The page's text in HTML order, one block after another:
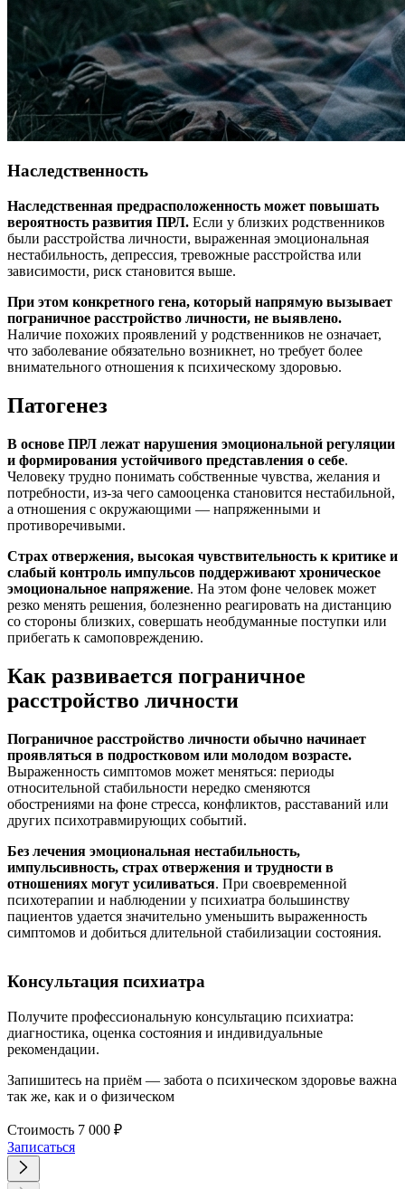
Наследственность
Наследственная предрасположенность может повышать
вероятность развития ПРЛ. Если у близких родственников
были расстройства личности, выраженная эмоциональная
нестабильность, депрессия, тревожные расстройства или
зависимости, риск становится выше.
При этом конкретного гена, который напрямую вызывает
пограничное расстройство личности, не выявлено.
Наличие похожих проявлений у родственников не означает,
что заболевание обязательно возникнет, но требует более
внимательного отношения к психическому здоровью.
Патогенез
В основе ПРЛ лежат нарушения эмоциональной регуляции
и формирования устойчивого представления о себе.
Человеку трудно понимать собственные чувства, желания и
потребности, из-за чего самооценка становится нестабильной,
а отношения с окружающими — напряженными и
противоречивыми.
Страх отвержения, высокая чувствительность к критике и
слабый контроль импульсов поддерживают хроническое
эмоциональное напряжение. На этом фоне человек может
резко менять решения, болезненно реагировать на дистанцию
со стороны близких, совершать необдуманные поступки или
прибегать к самоповреждению.
Как развивается пограничное
расстройство личности
Пограничное расстройство личности обычно начинает
проявляться в подростковом или молодом возрасте.
Выраженность симптомов может меняться: периоды
относительной стабильности нередко сменяются
обострениями на фоне стресса, конфликтов, расставаний или
других психотравмирующих событий.
Без лечения эмоциональная нестабильность,
импульсивность, страх отвержения и трудности в
отношениях могут усиливаться. При своевременной
психотерапии и наблюдении у психиатра большинству
пациентов удается значительно уменьшить выраженность
симптомов и добиться длительной стабилизации состояния.
Консультация психиатра
Получите профессиональную консультацию психиатра:
диагностика, оценка состояния и индивидуальные
рекомендации.
Запишитесь на приём — забота о психическом здоровье важна
так же, как и о физическом
Стоимость 7 000 ₽
Записаться